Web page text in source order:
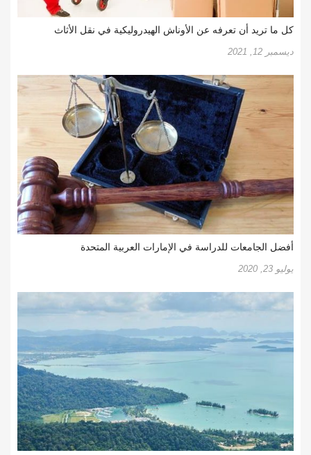
كل ما تريد أن تعرفه عن الأوناش الهيدروليكية في نقل الأثاث
ديسمبر 12, 2021
أفضل الجامعات للدراسة في الإمارات العربية المتحدة
يوليو 23, 2020